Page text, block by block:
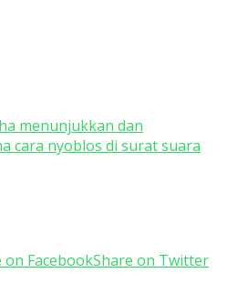
menunjukkan dan
cara nyoblos di surat suara
on FacebookShare on Twitter